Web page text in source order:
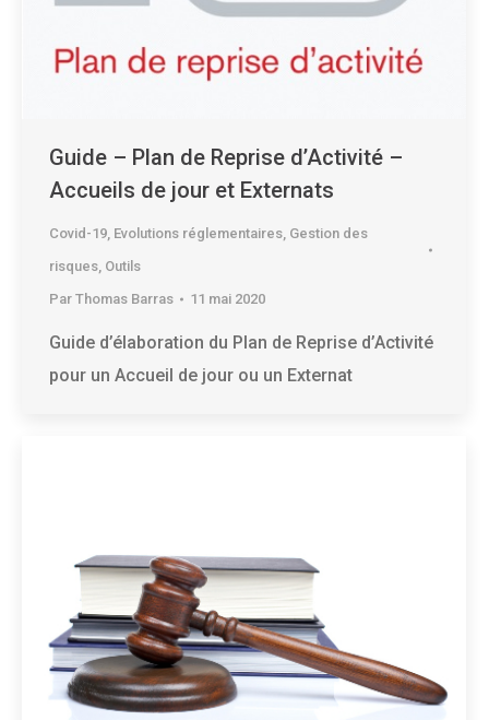
Guide – Plan de Reprise d’Activité –
Accueils de jour et Externats
Covid-19, Evolutions réglementaires, Gestion des
risques, Outils
Par Thomas Barras 11 mai 2020
Guide d’élaboration du Plan de Reprise d’Activité
pour un Accueil de jour ou un Externat